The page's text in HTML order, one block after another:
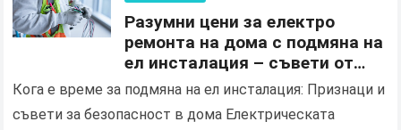
Разумни цени за електро
ремонта на дома с подмяна на
ел инсталация – съвети от
квалифициран електротехник
в Ямбол
Кога е време за подмяна на ел инсталация: Признаци и
съвети за безопасност в дома Електрическата